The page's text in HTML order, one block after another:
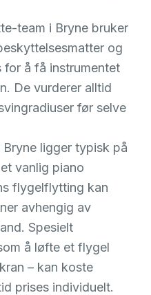
team i Bryne bruker
og
for å få instrumentet
De vurderer alltid
før selve
ligger typisk på
vanlig piano
flygelflytting kan
avhengig av
Spesielt
å løfte et flygel
– kan koste
prises individuelt.